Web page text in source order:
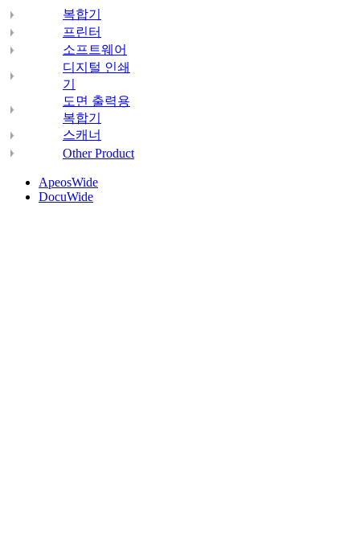
복합기
프린터
소프트웨어
디지털 인쇄
기
도면 출력용
복합기
스캐너
Other Product
ApeosWide
DocuWide